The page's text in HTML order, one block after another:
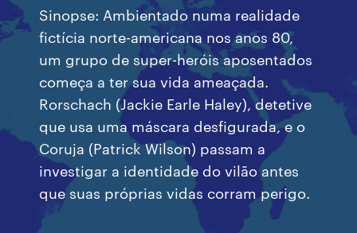
Sinopse: Ambientado numa realidade
fictícia norte-americana nos anos 80,
um grupo de super-heróis aposentados
começa a ter sua vida ameaçada.
Rorschach (Jackie Earle Haley), detetive
que usa uma máscara desfigurada, e o
Coruja (Patrick Wilson) passam a
investigar a identidade do vilão antes
que suas próprias vidas corram perigo.